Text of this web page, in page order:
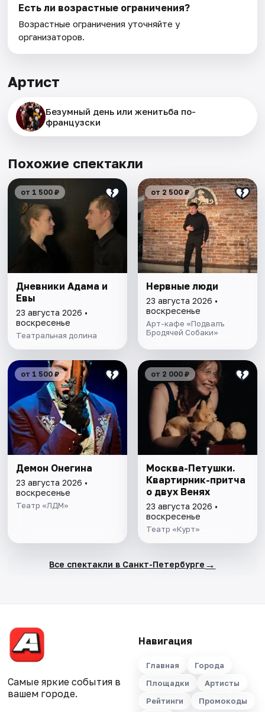
Есть ли возрастные ограничения?
Возрастные ограничения уточняйте у
организаторов.
Артист
Безумный день или женитьба по-
французски
Похожие спектакли
от 1 500 ₽
Дневники Адама и
Евы
23 августа 2026 •
воскресенье
Театральная долина
от 2 500 ₽
Нервные люди
23 августа 2026 •
воскресенье
Арт-кафе «Подвалъ
Бродячей Собаки»
от 1 500 ₽
Демон Онегина
23 августа 2026 •
воскресенье
Театр «ЛДМ»
от 2 000 ₽
Москва-Петушки.
Квартирник-притча
о двух Венях
23 августа 2026 •
воскресенье
Театр «Курт»
Все спектакли в Санкт-Петербурге →
Самые яркие события в
вашем городе.
Навигация
Главная
Города
Площадки
Артисты
Рейтинги
Промокоды